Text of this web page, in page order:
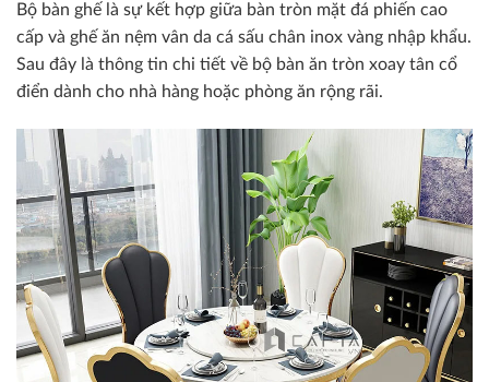
Bộ bàn ghế là sự kết hợp giữa bàn tròn mặt đá phiến cao
cấp và ghế ăn nệm vân da cá sấu chân inox vàng nhập khẩu.
Sau đây là thông tin chi tiết về bộ bàn ăn tròn xoay tân cổ
điển dành cho nhà hàng hoặc phòng ăn rộng rãi.